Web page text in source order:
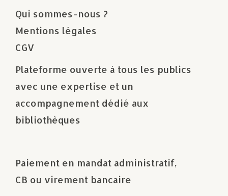
Qui sommes-nous ?
Mentions légales
CGV
Plateforme ouverte à tous les publics
avec une expertise et un
accompagnement dédié aux
bibliothèques
Paiement en mandat administratif,
CB ou virement bancaire